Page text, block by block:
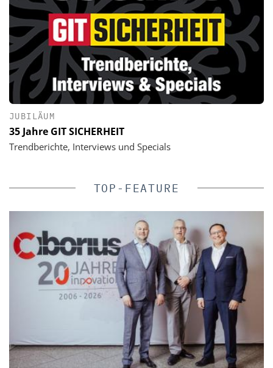
JUBILÄUM
35 Jahre GIT SICHERHEIT
Trendberichte, Interviews und Specials
TOP-FEATURE